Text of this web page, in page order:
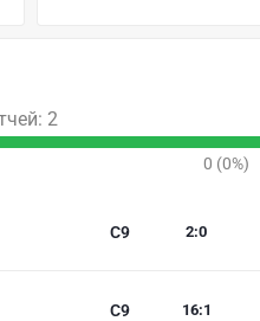
2
0 (0%)
C9 2:0
C9 16:1